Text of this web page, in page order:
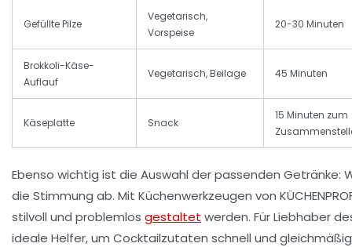
Gefüllte Pilze
Vegetarisch,
Vorspeise
20-30 Minuten
Brokkoli-Käse-
Auflauf
Vegetarisch, Beilage 45 Minuten
Käseplatte Snack
15 Minuten zum
Ebenso wichtig ist die Auswahl der passenden
die Stimmung ab. Mit Küchenwerkzeugen von
stilvoll und problemlos gestaltet werden. Für Liebhaber
ideale Helfer, um Cocktailzutaten schnell und